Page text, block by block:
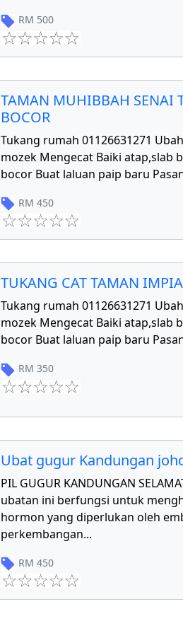
RM 500
TAMAN MUHIBBAH SENAI
BOCOR
Tukang rumah 01126631271
mozek Mengecat Baiki atap,slab
bocor Buat laluan paip baru
RM 450
TUKANG CAT TAMAN
Tukang rumah 01126631271
mozek Mengecat Baiki atap,slab
bocor Buat laluan paip baru
RM 350
Ubat gugur Kandungan
PIL GUGUR KANDUNGAN
ubatan ini berfungsi untuk
hormon yang diperlukan oleh
perkembangan...
RM 450